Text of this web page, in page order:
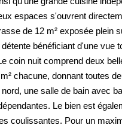
espaces s'ouvrent
de 12 m² exposée plein
bénéficiant d'une vue
coin nuit comprend deux
chacune, donnant toutes
une salle de bain avec
Le bien est
coulissantes. Pour un